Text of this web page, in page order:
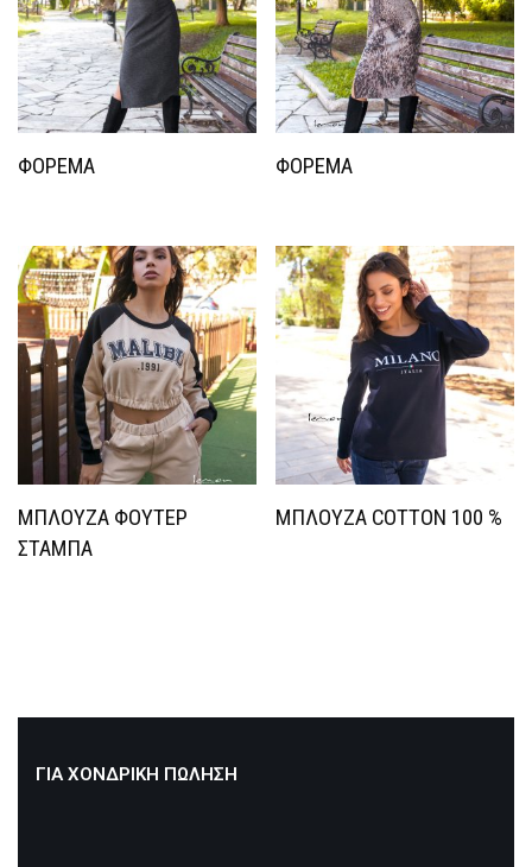
ΦΟΡΕΜΑ ΦΟΡΕΜΑ
ΜΠΛΟΥΖΑ ΦΟΥΤΕΡ
ΣΤΑΜΠΑ
ΜΠΛΟΥΖΑ COTTON 100 %
ΓΙΑ ΧΟΝΔΡΙΚΗ ΠΩΛΗΣΗ